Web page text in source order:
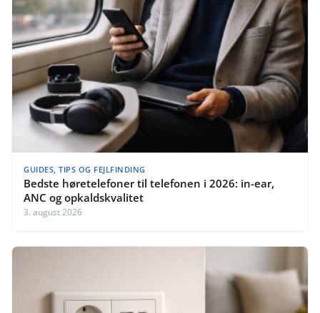
GUIDES, TIPS OG FEJLFINDING
Bedste høretelefoner til telefonen i 2026: in-ear,
ANC og opkaldskvalitet
3. august 2026